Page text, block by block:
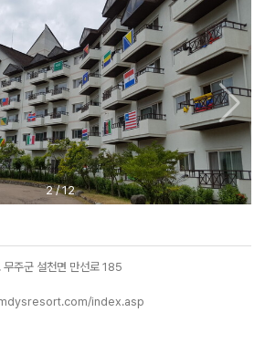
2/12
무주군 설천면 만선로 185
index.asp